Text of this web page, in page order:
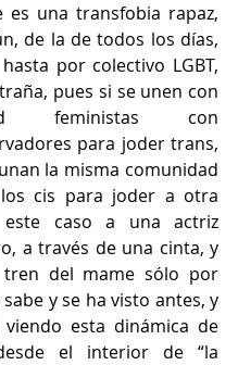
es una transfobia rapaz,
de la de todos los días,
por colectivo LGBT,
pues si se unen con
feministas con
para joder trans,
la misma comunidad
los cis para joder a otra
caso a una actriz
a través de una cinta, y
del mame sólo por
y se ha visto antes, y
viendo esta dinámica de
el interior de “la